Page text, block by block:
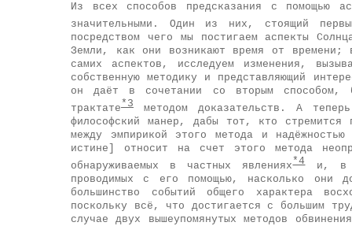
Из всех способов предсказания с помощью
значительными. Один из них, стоящий
посредством чего мы постигаем аспекты
Земли, как они возникают время от
самих аспектов, исследуем изменения,
собственную методику и представляющий
он даёт в сочетании со вторым способом,
трактате*3 методом доказательств. А
философский манер, дабы тот, кто стремится
между эмпирикой этого метода и
истине] относит на счет этого метода
обнаруживаемых в частных явлениях*4и, в
проводимых с его помощью, насколько они
большинство событий общего характера
поскольку всё, что достигается с большим
случае двух вышеупомянутых методов